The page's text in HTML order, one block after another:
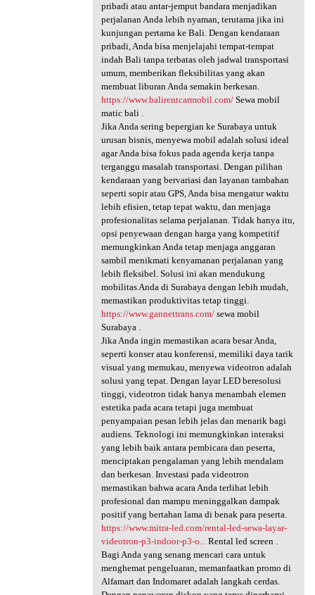
pribadi atau antar-jemput bandara menjadikan
perjalanan Anda lebih nyaman, terutama jika ini
kunjungan pertama ke Bali. Dengan kendaraan
pribadi, Anda bisa menjelajahi tempat-tempat
indah Bali tanpa terbatas oleh jadwal transportasi
umum, memberikan fleksibilitas yang akan
membuat liburan Anda semakin berkesan.
https://www.balirentcarmobil.com/Sewa mobil
matic bali .
Jika Anda sering bepergian ke Surabaya untuk
urusan bisnis, menyewa mobil adalah solusi ideal
agar Anda bisa fokus pada agenda kerja tanpa
terganggu masalah transportasi. Dengan pilihan
kendaraan yang bervariasi dan layanan tambahan
seperti sopir atau GPS, Anda bisa mengatur waktu
lebih efisien, tetap tepat waktu, dan menjaga
profesionalitas selama perjalanan. Tidak hanya itu,
opsi penyewaan dengan harga yang kompetitif
memungkinkan Anda tetap menjaga anggaran
sambil menikmati kenyamanan perjalanan yang
lebih fleksibel. Solusi ini akan mendukung
mobilitas Anda di Surabaya dengan lebih mudah,
memastikan produktivitas tetap tinggi.
https://www.gannettrans.com/sewa mobil
Surabaya .
Jika Anda ingin memastikan acara besar Anda,
seperti konser atau konferensi, memiliki daya tarik
visual yang memukau, menyewa videotron adalah
solusi yang tepat. Dengan layar LED beresolusi
tinggi, videotron tidak hanya menambah elemen
estetika pada acara tetapi juga membuat
penyampaian pesan lebih jelas dan menarik bagi
audiens. Teknologi ini memungkinkan interaksi
yang lebih baik antara pembicara dan peserta,
menciptakan pengalaman yang lebih mendalam
dan berkesan. Investasi pada videotron
memastikan bahwa acara Anda terlihat lebih
profesional dan mampu meninggalkan dampak
positif yang bertahan lama di benak para peserta.
https://www.mitra-led.com/rental-led-sewa-layar-
videotron-p3-indoor-p3-o...Rental led screen .
Bagi Anda yang senang mencari cara untuk
menghemat pengeluaran, memanfaatkan promo di
Alfamart dan Indomaret adalah langkah cerdas.